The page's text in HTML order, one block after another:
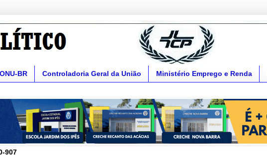
ONU-BR Controladoria Geral da União Ministério Emprego e Renda
907